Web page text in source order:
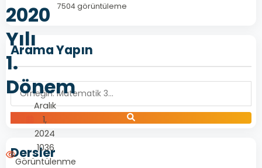
2020
Yılı
1.
Dönem
Aralık
1,
2024
1036
Görüntülenme
7504 görüntüleme
Arama Yapın
Dersler